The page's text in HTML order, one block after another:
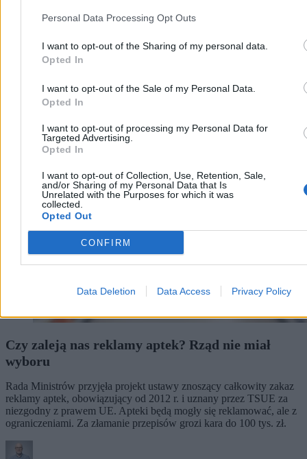
Personal Data Processing Opt Outs
I want to opt-out of the Sharing of my personal data.
Opted In
I want to opt-out of the Sale of my Personal Data.
Opted In
I want to opt-out of processing my Personal Data for
Targeted Advertising.
Opted In
I want to opt-out of Collection, Use, Retention, Sale,
and/or Sharing of my Personal Data that Is
Unrelated with the Purposes for which it was
collected.
Opted Out
CONFIRM
Data Deletion Data Access Privacy Policy
Zdrowie
Czy zaleją nas reklamy aptek? Rząd nie miał
wyboru
Rada Ministrów przyjęła projekt ustawy znoszący całkowity zakaz
reklamy aptek, obowiązujący od 2012 r. i uznany przez TSUE za
niezgodny z prawem UE. Apteki będą mogły się reklamować, ale z
ograniczeniami. Za złamanie przepisów grozi kara do 100 tys. zł.